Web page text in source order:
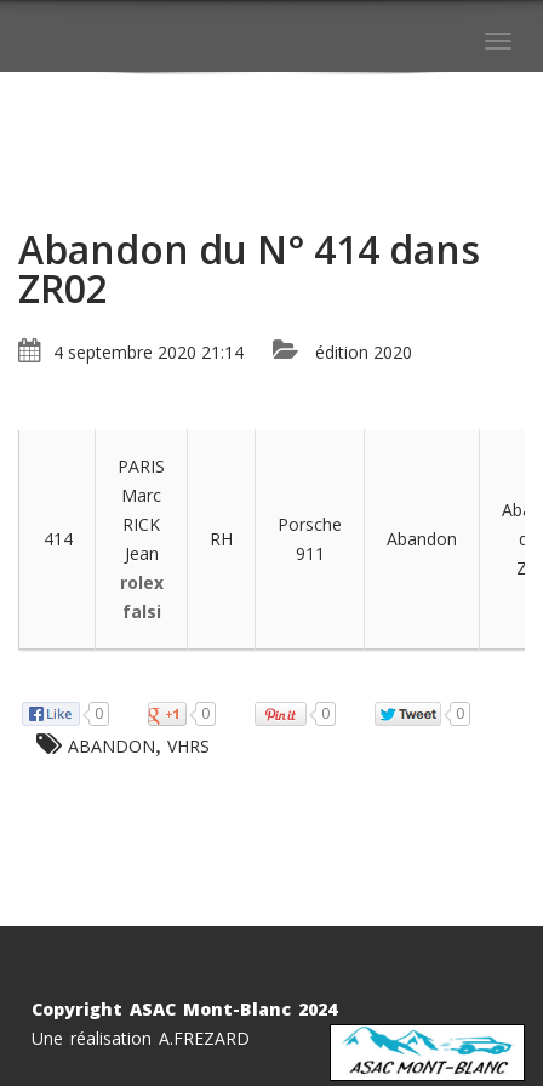
Abandon du N° 414 dans
ZR02
4 septembre 2020 21:14 édition 2020
414
PARIS
Marc
RICK
Jean
rolex
falsi
RH
Porsche
911
Abandon
0 0 0 0
ABANDON, VHRS
Copyright ASAC Mont-Blanc 2024
Une réalisation A.FREZARD